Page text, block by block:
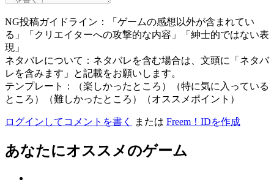
NG投稿ガイドライン：「ゲームの感想以外が含まれてい
る」「クリエイターへの攻撃的な内容」「紳士的ではない表
現」
ネタバレについて：ネタバレを含む場合は、文頭に「ネタバ
レを含みます」と記載をお願いします。
テンプレート：（楽しかったところ）（特に気に入っている
ところ）（難しかったところ）（オススメポイント）
ログインしてコメントを書く または Freem！IDを作成
あなたにオススメのゲーム